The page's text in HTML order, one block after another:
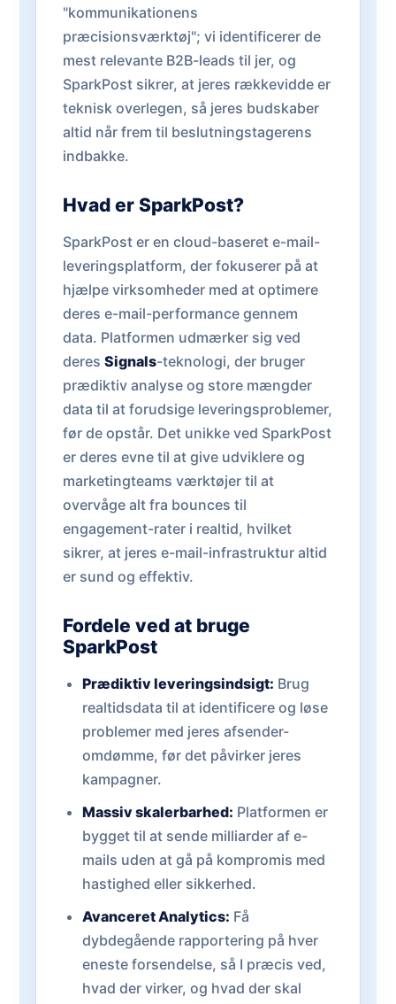
"kommunikationens
præcisionsværktøj"; vi identificerer de
mest relevante B2B-leads til jer, og
SparkPost sikrer, at jeres rækkevidde er
teknisk overlegen, så jeres budskaber
altid når frem til beslutningstagerens
indbakke.
Hvad er SparkPost?
SparkPost er en cloud-baseret e-mail-
leveringsplatform, der fokuserer på at
hjælpe virksomheder med at optimere
deres e-mail-performance gennem
data. Platformen udmærker sig ved
deres Signals-teknologi, der bruger
prædiktiv analyse og store mængder
data til at forudsige leveringsproblemer,
før de opstår. Det unikke ved SparkPost
er deres evne til at give udviklere og
marketingteams værktøjer til at
overvåge alt fra bounces til
engagement-rater i realtid, hvilket
sikrer, at jeres e-mail-infrastruktur altid
er sund og effektiv.
Fordele ved at bruge
SparkPost
Prædiktiv leveringsindsigt: Brug
realtidsdata til at identificere og løse
problemer med jeres afsender-
omdømme, før det påvirker jeres
kampagner.
Massiv skalerbarhed: Platformen er
bygget til at sende milliarder af e-
mails uden at gå på kompromis med
hastighed eller sikkerhed.
Avanceret Analytics: Få
dybdegående rapportering på hver
eneste forsendelse, så I præcis ved,
hvad der virker, og hvad der skal